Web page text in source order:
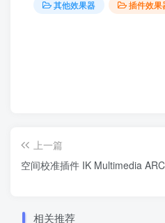
其他效果器 插件效果
上一篇
空间校准插件 IK Multimedia
相关推荐